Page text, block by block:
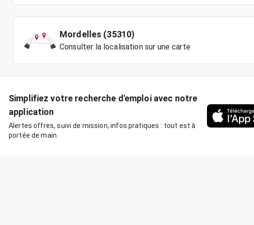
Mordelles (35310)
Consulter la localisation sur une carte
Simplifiez votre recherche d'emploi avec notre
application
Alertes offres, suivi de mission, infos pratiques : tout est à
portée de main.